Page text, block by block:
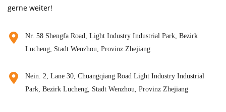
Sicherung
Blogs
Über uns
gerne weiter!
Nr. 58 Shengfa Road, Light Industry Industrial Park, Bezirk
Lucheng, Stadt Wenzhou, Provinz Zhejiang
Nein. 2, Lane 30, Chuangqiang Road Light Industry Industrial
Park, Bezirk Lucheng, Stadt Wenzhou, Provinz Zhejiang